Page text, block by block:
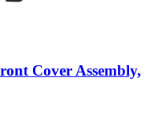
Cover Assembly,